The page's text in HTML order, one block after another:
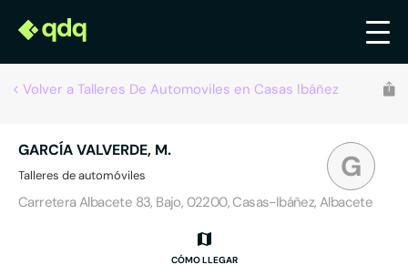
Volver a Talleres De Automoviles en Casas Ibáñez
G
GARCÍA VALVERDE, M.
Talleres de automóviles
Carretera Albacete 83, Bajo, 02200, Casas-Ibáñez, Albacete
CÓMO LLEGAR